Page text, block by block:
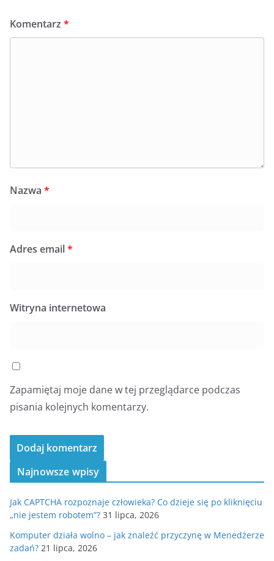
Komentarz *
Nazwa *
Adres email*
Witryna internetowa
Zapamiętaj moje dane w tej przeglądarce podczas
pisania kolejnych komentarzy.
Najnowsze wpisy
Jak CAPTCHA rozpoznaje człowieka? Co dzieje się po kliknięciu
„nie jestem robotem”? 31 lipca, 2026
Komputer działa wolno – jak znaleźć przyczynę w Menedżerze
zadań? 21 lipca, 2026